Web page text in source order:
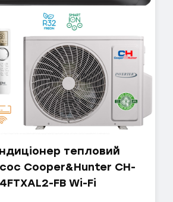
тепловий
Cooper&Hunter CH-
FB Wi-Fi